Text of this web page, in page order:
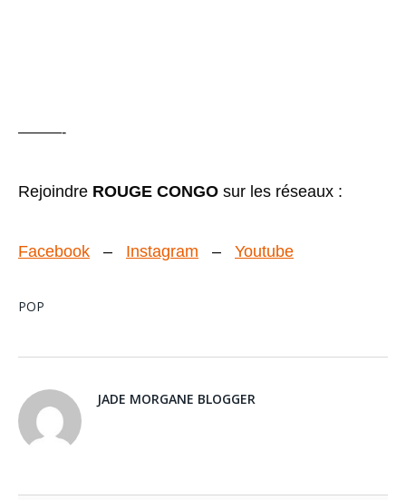
———-
Rejoindre ROUGE CONGO sur les réseaux :
Facebook – Instagram – Youtube
POP
JADE MORGANE BLOGGER